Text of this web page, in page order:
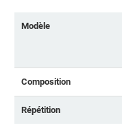
Modèle
Composition
Répétition